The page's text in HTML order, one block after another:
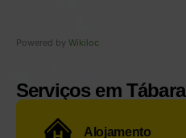
Powered by Wikiloc
Serviços em Tábara
Alojamento